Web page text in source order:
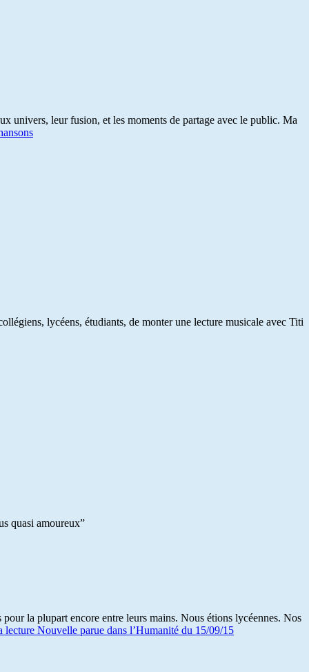
univers, leur fusion, et les moments de partage avec le public. Ma
lycéens, étudiants, de monter une lecture musicale avec Titi
quasi amoureux”
pour la plupart encore entre leurs mains. Nous étions lycéennes. Nos
lecture Nouvelle parue dans l’Humanité du 15/09/15